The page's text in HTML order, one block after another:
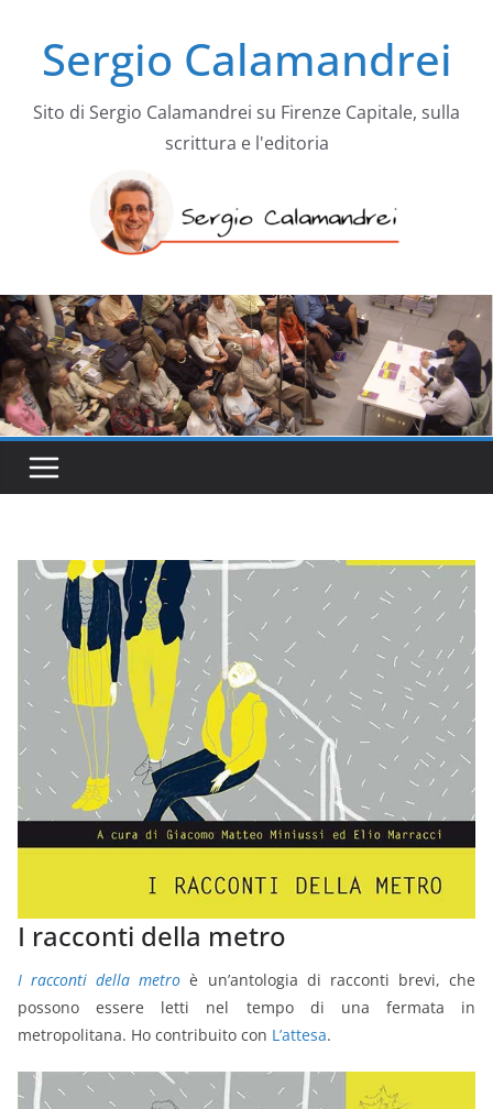
contenutoSergio Calamandrei
Sito di Sergio Calamandrei su Firenze Capitale, sulla
scrittura e l'editoria
I racconti della metro
I racconti della metro è un’antologia di racconti brevi, che
possono essere letti nel tempo di una fermata in
metropolitana. Ho contribuito con L’attesa.